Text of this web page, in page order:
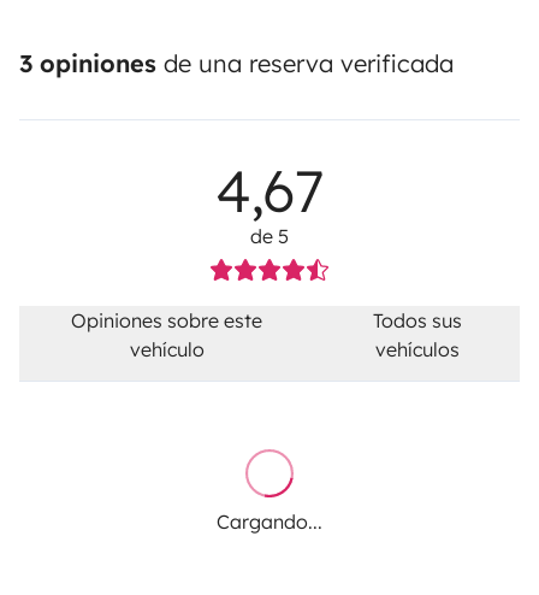
3 opiniones de una reserva verificada
4,67
de 5
Opiniones sobre este
vehículo
Todos sus
vehículos
Cargando...